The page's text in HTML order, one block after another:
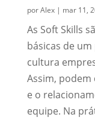
porAlex| mar 11,
As Soft Skills
básicas de
cultura
Assim,
e o
equipe. Na